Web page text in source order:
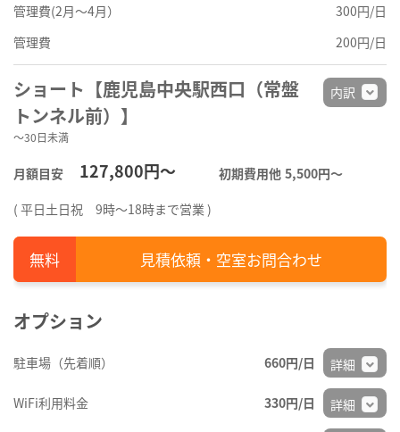
管理費(2月～4月）
300円/日
管理費
200円/日
ショート【鹿児島中央駅西口（常盤
トンネル前）】
～30日未満
月額目安 127,800円～ 初期費用他 5,500円〜
内訳
( 平日土日祝 9時～18時まで営業 )
見積依頼・空室お問合わせ
オプション
駐車場（先着順） 660円/日 詳細
WiFi利用料金 330円/日 詳細